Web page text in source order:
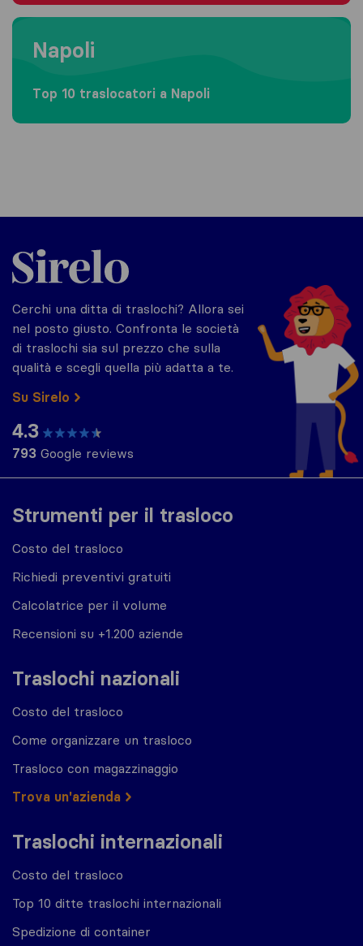
Moving to Napoli
Napoli
Top 10 traslocatori a Napoli
Strumenti per il trasloco
Costo del trasloco
Richiedi preventivi gratuiti
Calcolatrice per il volume
Recensioni su +1.200 aziende
Traslochi nazionali
Costo del trasloco
Come organizzare un trasloco
Trasloco con magazzinaggio
Trova un'azienda
Traslochi internazionali
Costo del trasloco
Top 10 ditte traslochi internazionali
Spedizione di container
Sirelo.it
Cerchi una ditta di traslochi? Allora sei
nel posto giusto. Confronta le società
di traslochi sia sul prezzo che sulla
qualità e scegli quella più adatta a te.
Su Sirelo
4.3
793 Google reviews